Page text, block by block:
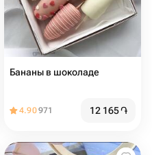
Бананы в шоколаде
4.90971 12 165֏